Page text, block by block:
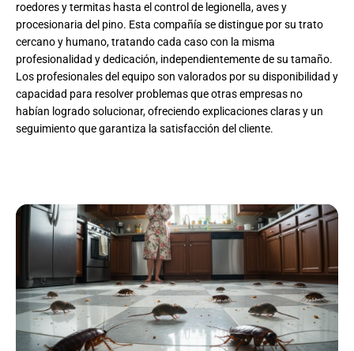
roedores y termitas hasta el control de legionella, aves y
procesionaria del pino. Esta compañía se distingue por su trato
cercano y humano, tratando cada caso con la misma
profesionalidad y dedicación, independientemente de su tamaño.
Los profesionales del equipo son valorados por su disponibilidad y
capacidad para resolver problemas que otras empresas no
habían logrado solucionar, ofreciendo explicaciones claras y un
seguimiento que garantiza la satisfacción del cliente.